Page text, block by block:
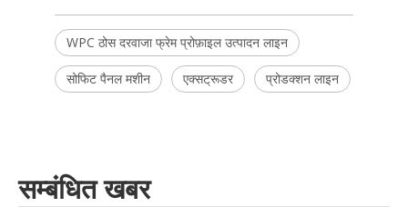
WPC ठोस दरवाजा फ्रेम प्रोफ़ाइल उत्पादन लाइन
सोफिट पैनल मशीन एक्सट्रूडर प्रोडक्शन लाइन
सम्बंधित खबर